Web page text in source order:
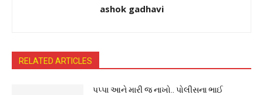
ashok gadhavi
RELATED ARTICLES
પપ્પા આને મારી જ નાખો.. પોલીસના ભાઈ